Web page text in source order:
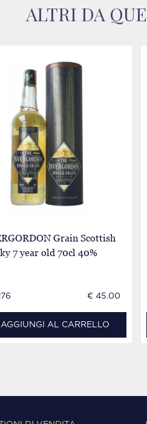
ALTRI DA
Grain Scottish
7 year old 70cl 40%
€ 45.00
AGGIUNGI AL CARRELLO